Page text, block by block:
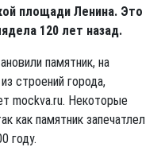
площади Ленина. Это
120 лет назад.
памятник, на
строений города,
mockva.ru. Некоторые
как памятник запечатлел
году.